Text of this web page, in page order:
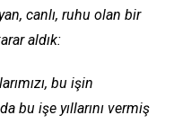
canlı, ruhu olan bir
aldık:
bu işin
bu işe yıllarını vermiş